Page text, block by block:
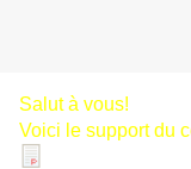
Salut à vous!
Voici le support du